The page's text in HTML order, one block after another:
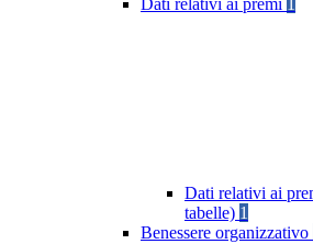
Dati relativi ai premi
Dati relativi ai
tabelle) 1
Benessere organizzativo